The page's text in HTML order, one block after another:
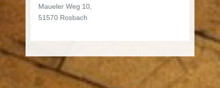
Maueler Weg 10,
51570 Rosbach